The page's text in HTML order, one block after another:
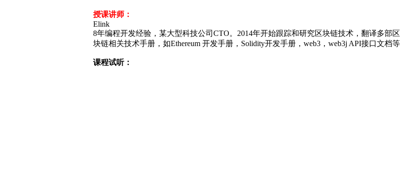
授课讲师：
Elink
8年编程开发经验，某大型科技公司CTO。2014年开始跟踪和研究区块链技术，翻译多部区
块链相关技术手册，如Ethereum 开发手册，Solidity开发手册，web3，web3j API接口文档等
课程试听：